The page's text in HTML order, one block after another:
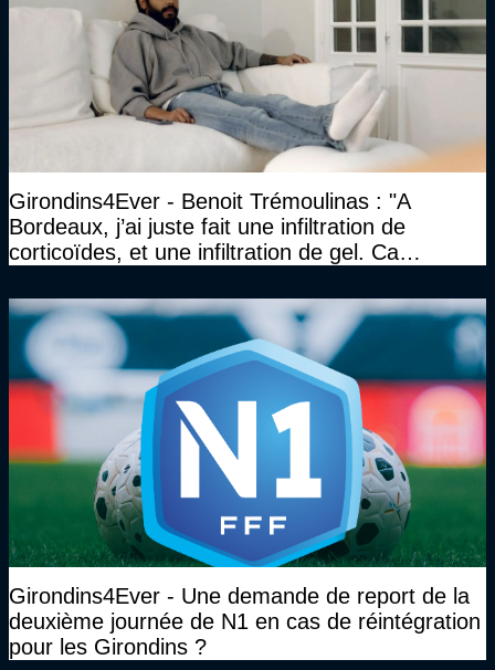
Girondins4Ever - Benoit Trémoulinas : "A
Bordeaux, j’ai juste fait une infiltration de
corticoïdes, et une infiltration de gel. Ca
Girondins4Ever - Une demande de report de la
deuxième journée de N1 en cas de réintégration
pour les Girondins ?